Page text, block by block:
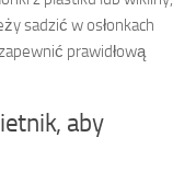
sadzić w osłonkach
prawidłową
aby